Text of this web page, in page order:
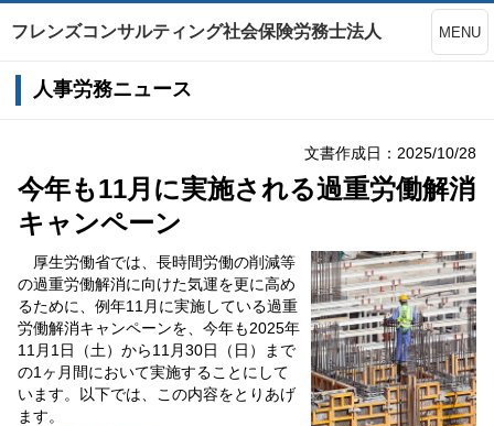
フレンズコンサルティング社会保険労務士法人 MENU
人事労務ニュース
文書作成日：2025/10/28
今年も11月に実施される過重労働解消
キャンペーン
厚生労働省では、長時間労働の削減等
の過重労働解消に向けた気運を更に高め
るために、例年11月に実施している過重
労働解消キャンペーンを、今年も2025年
11月1日（土）から11月30日（日）まで
の1ヶ月間において実施することにして
います。以下では、この内容をとりあげ
ます。